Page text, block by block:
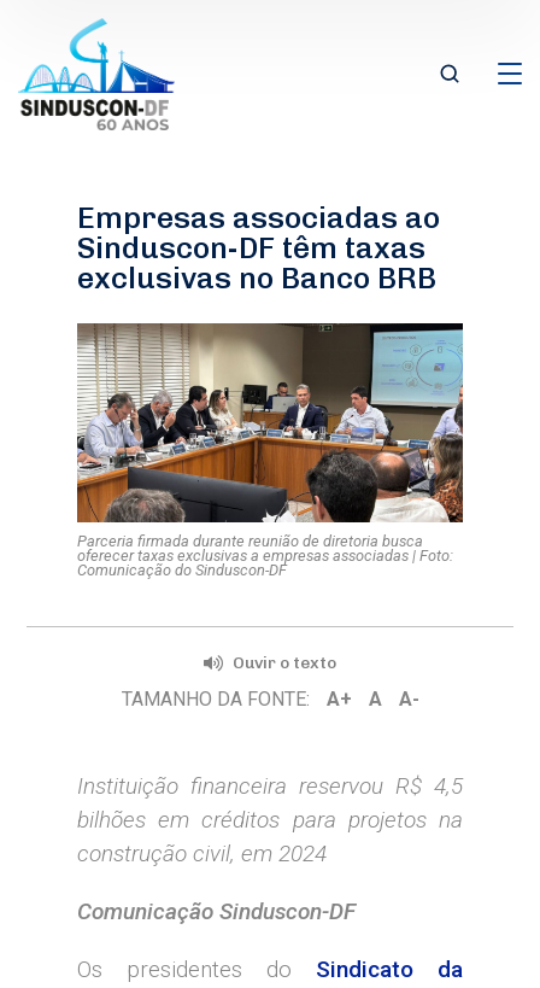
Empresas associadas ao
Sinduscon-DF têm taxas
exclusivas no Banco BRB
Parceria firmada durante reunião de diretoria busca
oferecer taxas exclusivas a empresas associadas | Foto:
Comunicação do Sinduscon-DF
Ouvir o texto
TAMANHO DA FONTE: A+ A A-
Instituição financeira reservou R$ 4,5
bilhões em créditos para projetos na
construção civil, em 2024
Comunicação Sinduscon-DF
Os presidentes do Sindicato da